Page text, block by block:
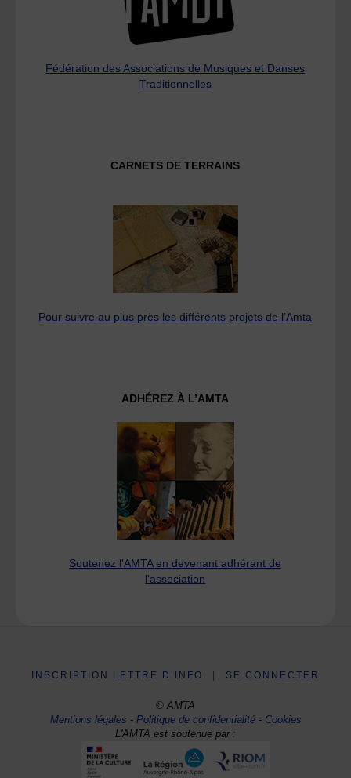
Fédération des Associations de Musiques et Danses
Traditionnelles
CARNETS DE TERRAINS
Pour suivre au plus près les différents projets de l’Amta
ADHÉREZ À L’AMTA
Soutenez l'AMTA en devenant adhérant de
l'association
INSCRIPTION LETTRE D’INFO SE CONNECTER
© AMTA
Mentions légales -Politique de confidentialité- Cookies
L'AMTA est soutenue par :